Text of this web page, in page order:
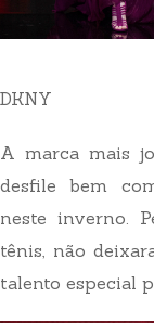
DKNY
A marca mais
desfile bem
neste inverno.
tênis, não
talento especial